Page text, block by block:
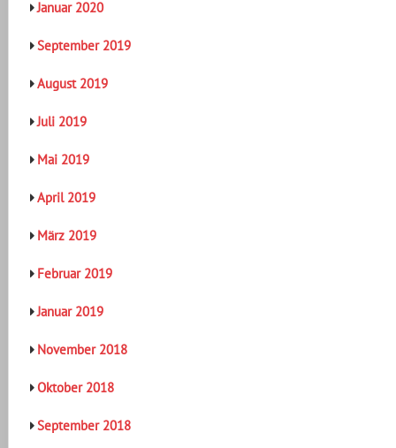
Januar 2020
September 2019
August 2019
Juli 2019
Mai 2019
April 2019
März 2019
Februar 2019
Januar 2019
November 2018
Oktober 2018
September 2018